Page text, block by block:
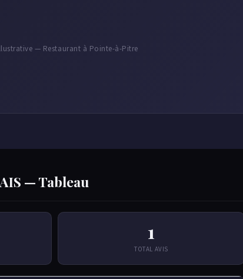
— Restaurant à Pointe-à-Pitre
— Tableau
1
TOTAL AVIS